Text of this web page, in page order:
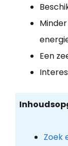
Een
Zoek